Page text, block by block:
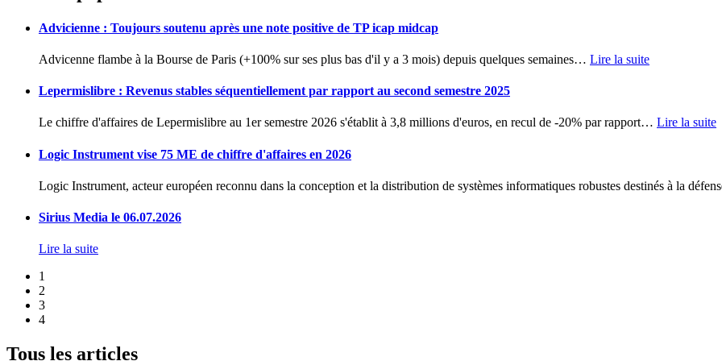
Advicienne : Toujours soutenu après une note positive de TP icap midcap
Advicenne flambe à la Bourse de Paris (+100% sur ses plus bas d'il y a 3 mois) depuis quelques semaines… Lire la suite
Lepermislibre : Revenus stables séquentiellement par rapport au second semestre 2025
Le chiffre d'affaires de Lepermislibre au 1er semestre 2026 s'établit à 3,8 millions d'euros, en recul de -20% par rapport… Lire la suite
Logic Instrument vise 75 ME de chiffre d'affaires en 2026
Logic Instrument, acteur européen reconnu dans la conception et la distribution de systèmes informatiques robustes destinés à la
Sirius Media le 06.07.2026
Lire la suite
1
2
3
4
Tous les articles